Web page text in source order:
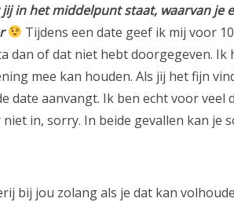
in het middelpunt staat, waarvan je
Tijdens een date geef ik mij voor
dan of dat niet hebt doorgegeven.
mee kan houden. Als jij het fijn
date aanvangt. Ik ben echt voor veel
in, sorry. In beide gevallen kan je
bij jou zolang als je dat kan